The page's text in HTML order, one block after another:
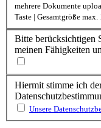
mehrere Dokumente
Taste | Gesamtgröße
Bitte berücksichtigen
meinen Fähigkeiten
Hiermit stimme ich
Unsere